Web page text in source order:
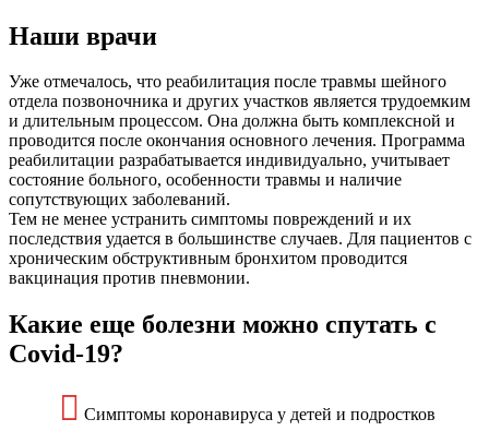
Наши врачи
Уже отмечалось, что реабилитация после травмы шейного
отдела позвоночника и других участков является трудоемким
и длительным процессом. Она должна быть комплексной и
проводится после окончания основного лечения. Программа
реабилитации разрабатывается индивидуально, учитывает
состояние больного, особенности травмы и наличие
сопутствующих заболеваний.
Тем не менее устранить симптомы повреждений и их
последствия удается в большинстве случаев. Для пациентов с
хроническим обструктивным бронхитом проводится
вакцинация против пневмонии.
Какие еще болезни можно спутать с
Covid-19?
Симптомы коронавируса у детей и подростков